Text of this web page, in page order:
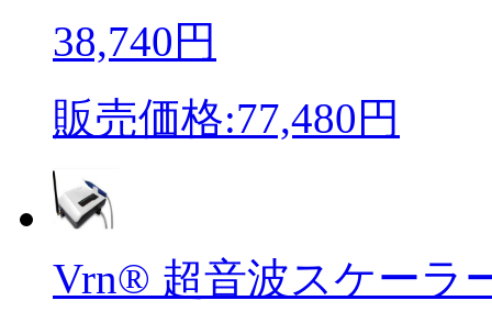
38,740円
販売価格:77,480円
Vrn® 超音波スケーラ